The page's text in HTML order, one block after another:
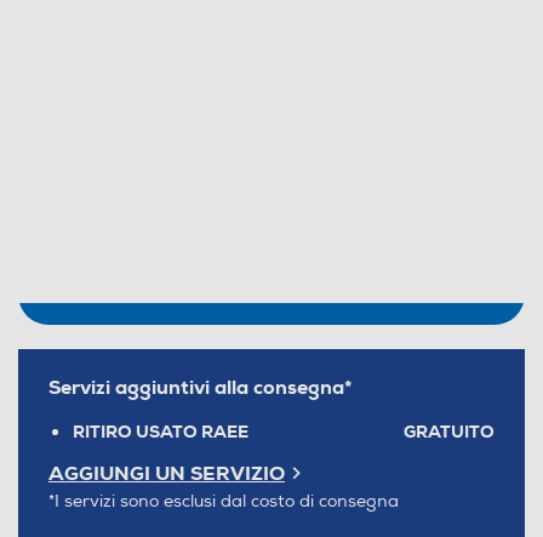
Servizi aggiuntivi alla consegna*
RITIRO USATO RAEE GRATUITO
AGGIUNGI UN SERVIZIO
*I servizi sono esclusi dal costo di consegna